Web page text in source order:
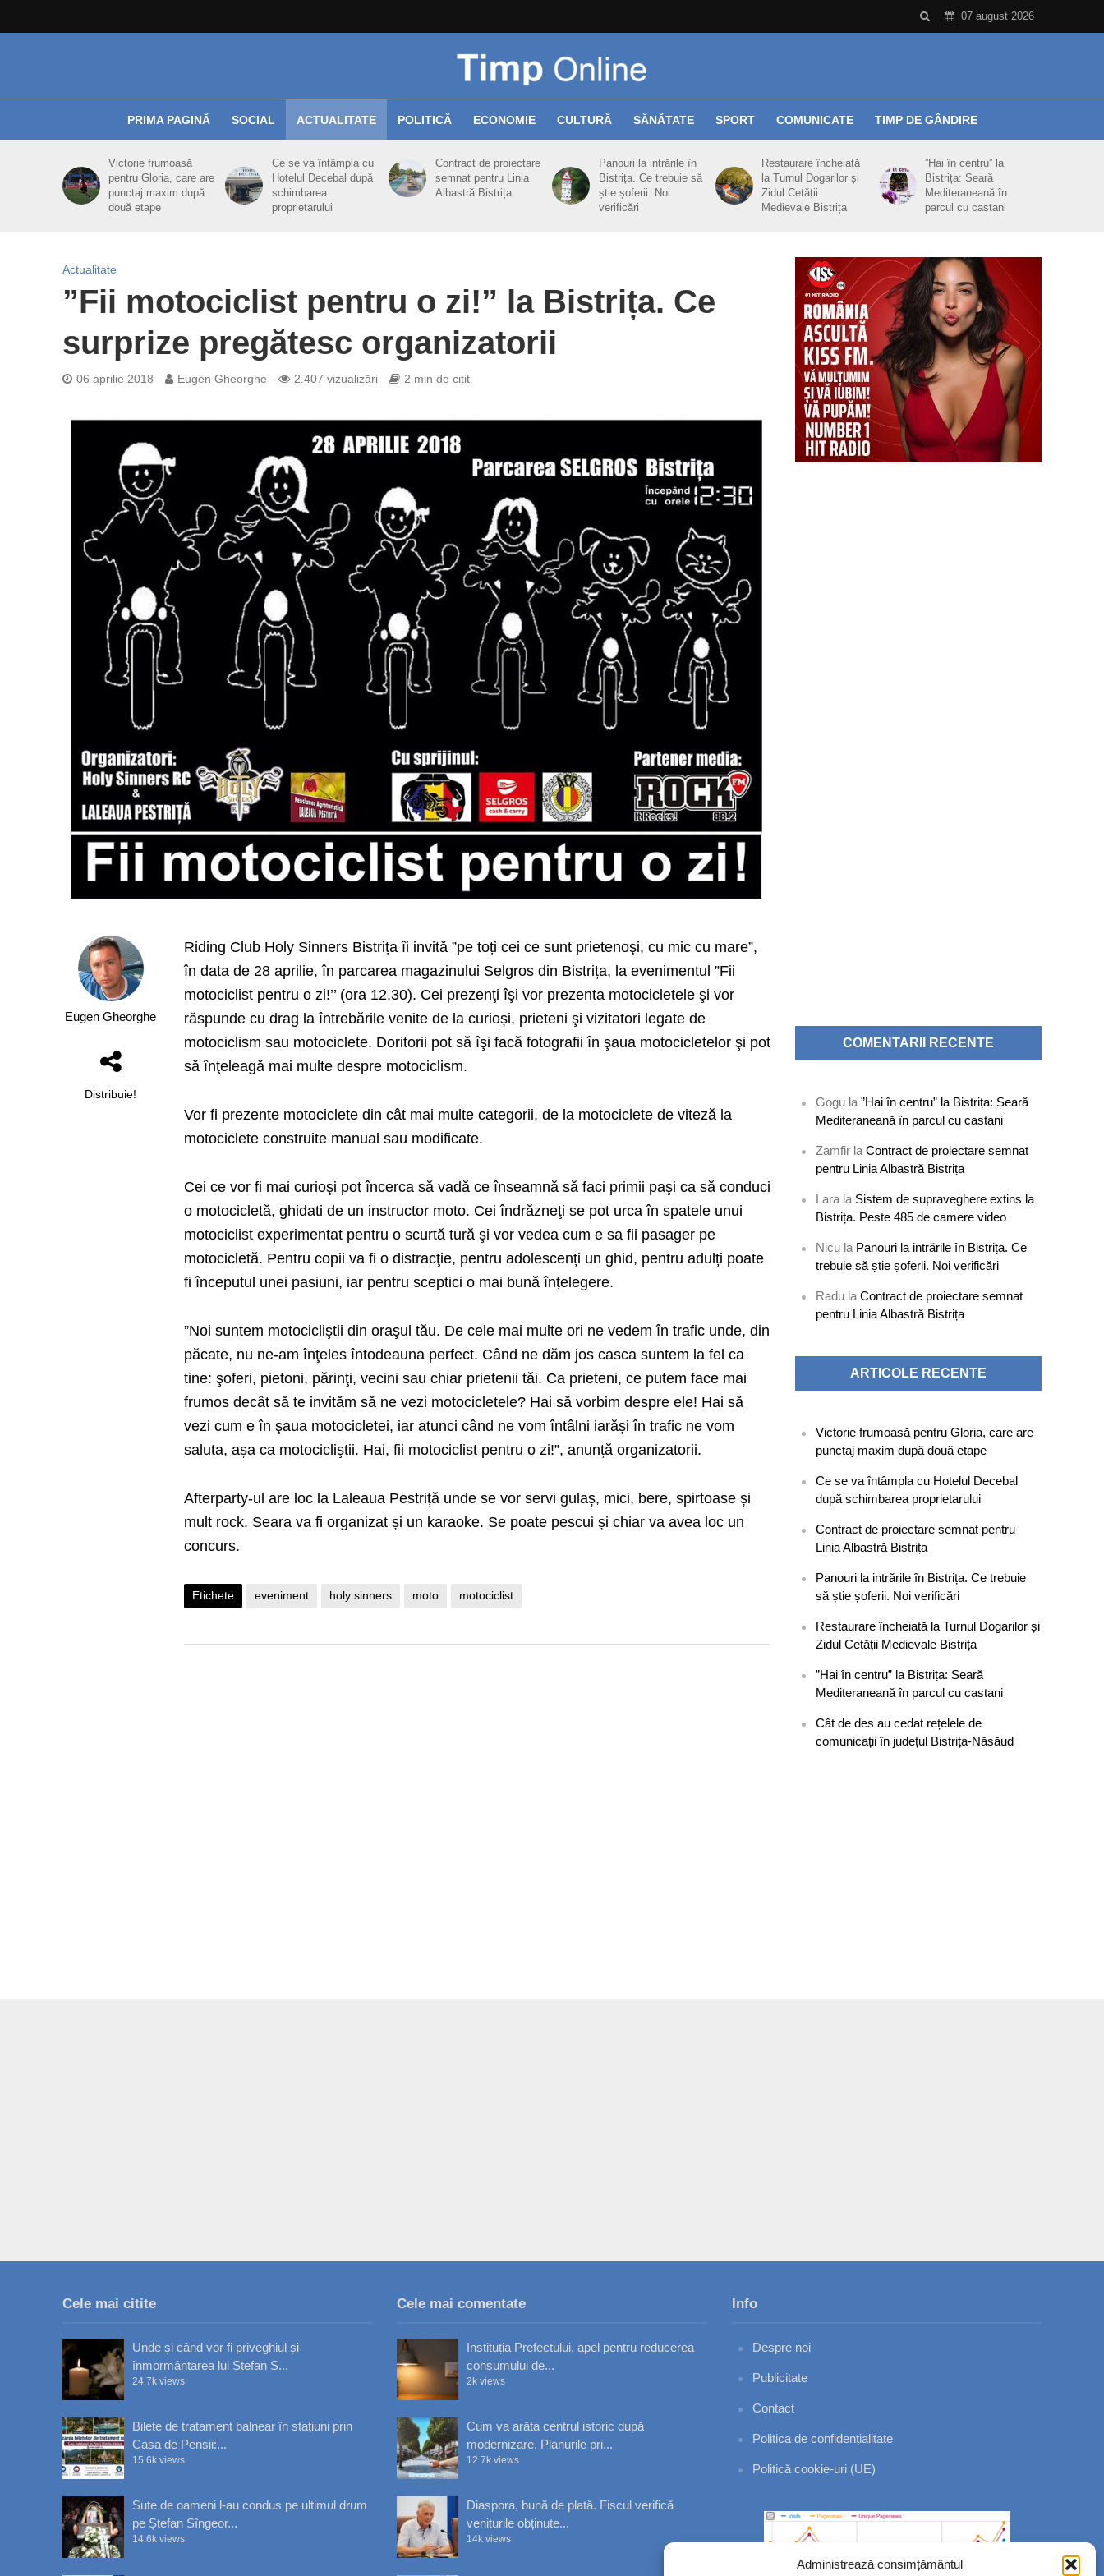
Administrează consimțământul
07 august 2026
PRIMA PAGINĂ SOCIAL ACTUALITATE POLITICĂ ECONOMIE CULTURĂ SĂNĂTATE SPORT COMUNICATE TIMP DE GÂNDIRE
Victorie frumoasă
pentru Gloria, care are
punctaj maxim după
două etape
Ce se va întâmpla cu
Hotelul Decebal după
schimbarea
proprietarului
Contract de proiectare
semnat pentru Linia
Albastră Bistrița
Panouri la intrările în
Bistrița. Ce trebuie să
știe șoferii. Noi
verificări
Restaurare încheiată
la Turnul Dogarilor și
Zidul Cetății
Medievale Bistrița
”Hai în centru” la
Bistrița: Seară
Mediteraneană în
parcul cu castani
Actualitate
”Fii motociclist pentru o zi!” la Bistrița. Ce
surprize pregătesc organizatorii
06 aprilie 2018 Eugen Gheorghe 2.407 vizualizări 2 min de citit
Eugen Gheorghe
Distribuie!
Riding Club Holy Sinners Bistrița îi invită ”pe toți cei ce sunt prietenoşi, cu mic cu mare”,
în data de 28 aprilie, în parcarea magazinului Selgros din Bistrița, la evenimentul ”Fii
motociclist pentru o zi!’’ (ora 12.30). Cei prezenţi îşi vor prezenta motocicletele şi vor
răspunde cu drag la întrebările venite de la curioși, prieteni şi vizitatori legate de
motociclism sau motociclete. Doritorii pot să îşi facă fotografii în şaua motocicletelor şi pot
să înţeleagă mai multe despre motociclism.
Vor fi prezente motociclete din cât mai multe categorii, de la motociclete de viteză la
motociclete construite manual sau modificate.
Cei ce vor fi mai curioşi pot încerca să vadă ce înseamnă să faci primii paşi ca să conduci
o motocicletă, ghidati de un instructor moto. Cei îndrăzneţi se pot urca în spatele unui
motociclist experimentat pentru o scurtă tură şi vor vedea cum e sa fii pasager pe
motocicletă. Pentru copii va fi o distracţie, pentru adolescenți un ghid, pentru adulți poate
fi începutul unei pasiuni, iar pentru sceptici o mai bună înțelegere.
”Noi suntem motocicliştii din oraşul tău. De cele mai multe ori ne vedem în trafic unde, din
păcate, nu ne-am înţeles întodeauna perfect. Când ne dăm jos casca suntem la fel ca
tine: şoferi, pietoni, părinţi, vecini sau chiar prietenii tăi. Ca prieteni, ce putem face mai
frumos decât să te invităm să ne vezi motocicletele? Hai să vorbim despre ele! Hai să
vezi cum e în şaua motocicletei, iar atunci când ne vom întâlni iarăși în trafic ne vom
saluta, așa ca motocicliştii. Hai, fii motociclist pentru o zi!”, anunță organizatorii.
Afterparty-ul are loc la Laleaua Pestriță unde se vor servi gulaș, mici, bere, spirtoase și
mult rock. Seara va fi organizat și un karaoke. Se poate pescui și chiar va avea loc un
concurs.
Etichete eveniment holy sinners moto motociclist
COMENTARII RECENTE
Gogu la”Hai în centru” la Bistrița: Seară
Mediteraneană în parcul cu castani
Zamfir laContract de proiectare semnat
pentru Linia Albastră Bistrița
Lara la Sistem de supraveghere extins la
Bistrița. Peste 485 de camere video
Nicu la Panouri la intrările în Bistrița. Ce
trebuie să știe șoferii. Noi verificări
Radu laContract de proiectare semnat
pentru Linia Albastră Bistrița
ARTICOLE RECENTE
Victorie frumoasă pentru Gloria, care are
punctaj maxim după două etape
Ce se va întâmpla cu Hotelul Decebal
după schimbarea proprietarului
Contract de proiectare semnat pentru
Linia Albastră Bistrița
Panouri la intrările în Bistrița. Ce trebuie
să știe șoferii. Noi verificări
Restaurare încheiată la Turnul Dogarilor și
Zidul Cetății Medievale Bistrița
”Hai în centru” la Bistrița: Seară
Mediteraneană în parcul cu castani
Cât de des au cedat rețelele de
comunicații în județul Bistrița-Năsăud
Cele mai citite
Unde și când vor fi priveghiul și
înmormântarea lui Ștefan S...
24.7k views
Bilete de tratament balnear în stațiuni prin
Casa de Pensii:...
15.6k views
Sute de oameni l-au condus pe ultimul drum
pe Ștefan Sîngeor...
14.6k views
Cele mai comentate
Instituția Prefectului, apel pentru reducerea
consumului de...
2k views
Cum va arăta centrul istoric după
modernizare. Planurile pri...
12.7k views
Diaspora, bună de plată. Fiscul verifică
veniturile obținute...
14k views
Info
Despre noi
Publicitate
Contact
Politica de confidențialitate
Politică cookie-uri (UE)